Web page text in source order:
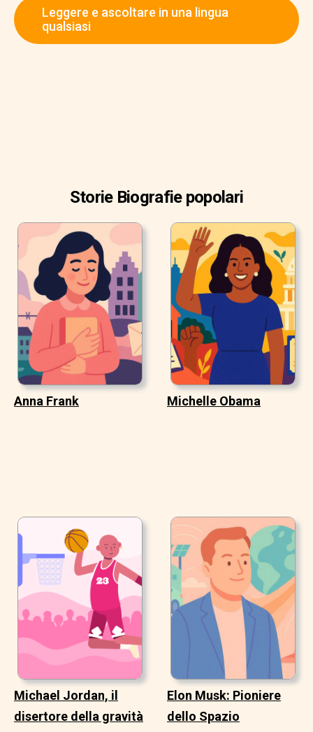
Leggere e ascoltare in una lingua
qualsiasi
Storie Biografie popolari
Anna Frank Michelle Obama
Michael Jordan, il
disertore della gravità
Elon Musk: Pioniere
dello Spazio